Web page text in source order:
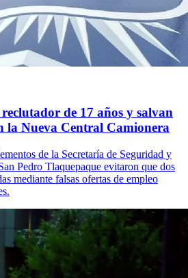
de 17 años y salvan
la Nueva Central Camionera
de la Secretaría de Seguridad y
Pedro Tlaquepaque evitaron que dos
mediante falsas ofertas de empleo